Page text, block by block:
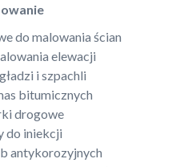
do malowania ścian
elewacji
i szpachli
bitumicznych
drogowe
do iniekcji
antykorozyjnych